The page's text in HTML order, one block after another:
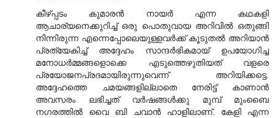
കീഴ്പ്പടം കുമാരന്‍ നായര്‍ എന്ന കഥകളി
ആചാര്യനെക്കുറിച്ച് ഒരു പൊതുവായ അറിവില്‍ ഒതുങ്ങി
നിന്നിരുന്ന എന്നെപ്പോലെയുള്ളവര്‍ക്ക് കൂടുതല്‍ അറിയാന്‍
പ്രത്യേകിച്ച് അദ്ദേഹം സാന്ദര്‍ഭികമായ് ഉപയോഗിച്ച
മനോധര്‍മ്മങ്ങളൊക്കെ എടുത്തെഴുതിയത് വളരെ
പ്രയോജനപ്രദമായിരുന്നുവെന്ന് അറിയിക്കട്ടെ.
അദ്ദേഹത്തെ ചമയങ്ങളില്ലാതെ നേരിട്ട് കാണാന്‍
അവസരം ലഭിച്ചത് വര്‍ഷങ്ങള്‍ക്കു മുമ്പ് മുംബൈ
നഗരത്തില്‍ വൈ ബി ചവാന്‍ ഹാളിലാണ്. കേളി എന്ന